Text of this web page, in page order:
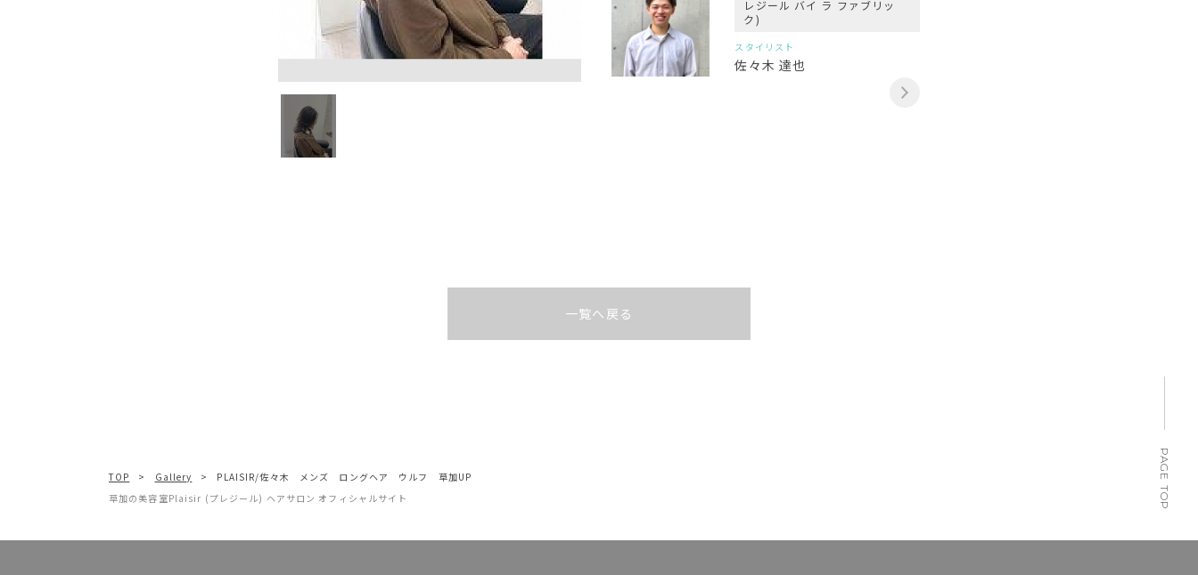
レジール バイ ラ ファブリッ
ク)
スタイリスト
佐々木 達也
一覧へ戻る
TOP Gallery
PLAISIR/佐々木 メンズ ロングヘア ウルフ 草加UP
草加の美容室Plaisir (プレジール) ヘアサロン オフィシャルサイト
PAGE TOP